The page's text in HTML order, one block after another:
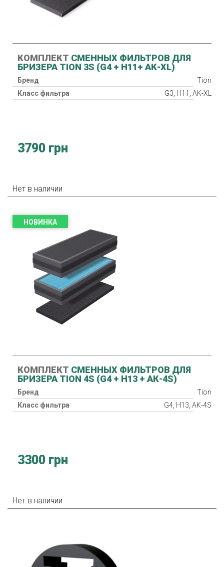
КОМПЛЕКТ СМЕННЫХ ФИЛЬТРОВ ДЛЯ
БРИЗЕРА TION 3S (G4 + Н11+ АК-XL)
Бренд
Tion
Класс фильтра
G3, H11, AK-XL
3790 грн
Нет в наличии
НОВИНКА
КОМПЛЕКТ СМЕННЫХ ФИЛЬТРОВ ДЛЯ
БРИЗЕРА TION 4S (G4 + Н13 + АК-4S)
Бренд
Tion
Класс фильтра
G4, H13, AK-4S
3300 грн
Нет в наличии